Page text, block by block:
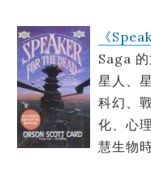
《
Saga
星人、
科幻、
化、心
慧生物